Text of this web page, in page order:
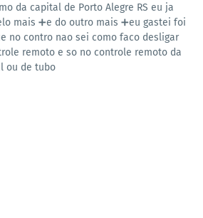
da capital de Porto Alegre RS eu ja
mais ➕e do outro mais ➕eu gastei foi
no contro nao sei como faco desligar
remoto e so no controle remoto da
ou de tubo